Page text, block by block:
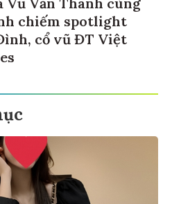
chiếm spotlight
cổ vũ ĐT Việt